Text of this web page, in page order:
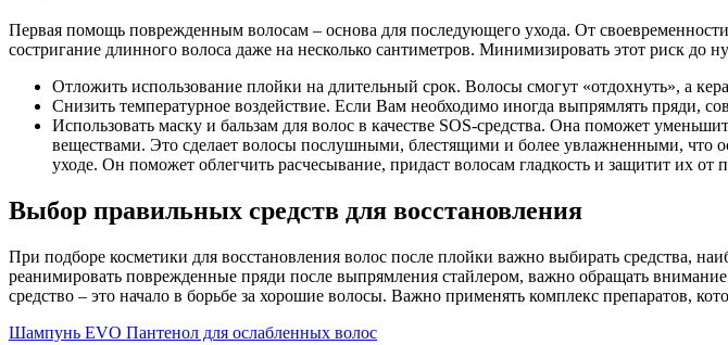
Первая помощь поврежденным волосам – основа для последующего ухода. От
состригание длинного волоса даже на несколько сантиметров. Минимизировать этот риск до
Отложить использование плойки на длительный срок. Волосы смогут «отдохнуть», а
Снизить температурное воздействие. Если Вам необходимо иногда выпрямлять пряди,
Использовать маску и бальзам для волос в качестве SOS-средства. Она поможет
веществами. Это сделает волосы послушными, блестящими и более увлажненными,
уходе. Он поможет облегчить расчесывание, придаст волосам гладкость и защитит их от
Выбор правильных средств для восстановления
При подборе косметики для восстановления волос после плойки важно выбирать средства,
реанимировать поврежденные пряди после выпрямления стайлером, важно обращать
средство – это начало в борьбе за хорошие волосы. Важно применять комплекс препаратов,
Шампунь EVO Пантенол для ослабленных волос